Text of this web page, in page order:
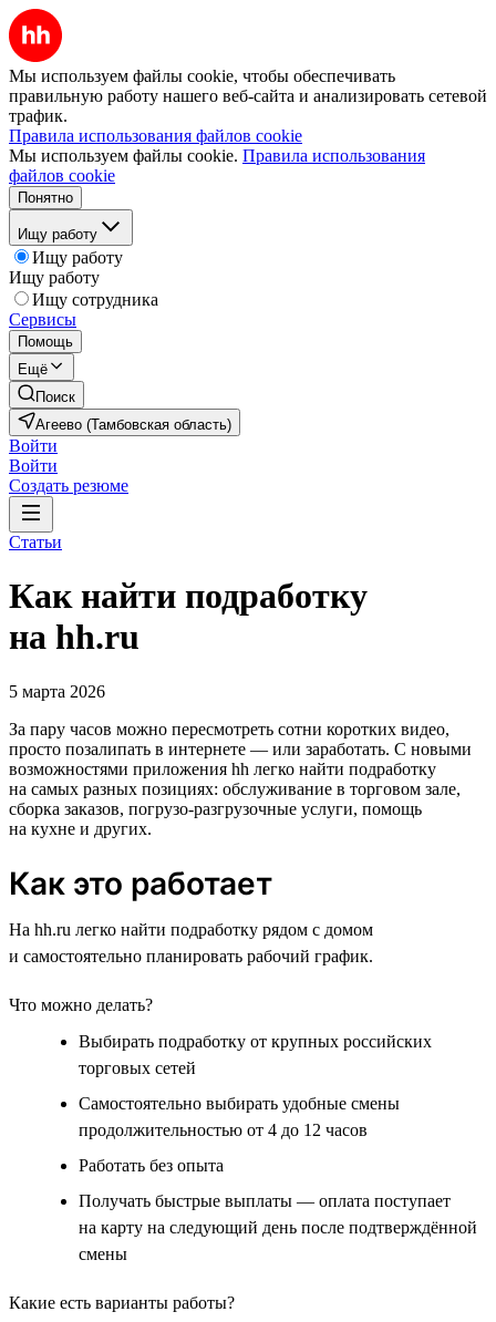
Мы используем файлы cookie, чтобы обеспечивать
правильную работу нашего веб-сайта и анализировать сетевой
трафик.
Правила использования файлов cookie
Мы используем файлы cookie. Правила использования
файлов cookie
Понятно
Ищу работу
Ищу работу
Ищу работу
Ищу сотрудника
Сервисы
Помощь
Ещё
Поиск
Агеево (Тамбовская область)
Войти
Войти
Создать резюме
Статьи
Как найти подработку
на hh.ru
5 марта 2026
За пару часов можно пересмотреть сотни коротких видео,
просто позалипать в интернете — или заработать. С новыми
возможностями приложения hh легко найти подработку
на самых разных позициях: обслуживание в торговом зале,
сборка заказов, погрузо-разгрузочные услуги, помощь
на кухне и других.
Как это работает
На hh.ru легко найти подработку рядом с домом
и самостоятельно планировать рабочий график.
Что можно делать?
Выбирать подработку от крупных российских
торговых сетей
Самостоятельно выбирать удобные смены
продолжительностью от 4 до 12 часов
Работать без опыта
Получать быстрые выплаты — оплата поступает
на карту на следующий день после подтверждённой
смены
Какие есть варианты работы?